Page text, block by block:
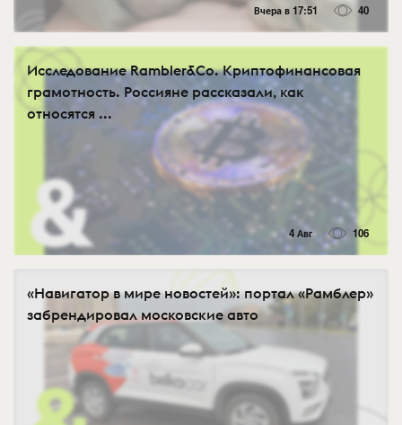
Вчера в 17:51 40
Исследование Rambler&Co. Криптофинансовая
грамотность. Россияне рассказали, как
относятся ...
4 Авг 106
«Навигатор в мире новостей»: портал «Рамблер»
забрендировал московские авто